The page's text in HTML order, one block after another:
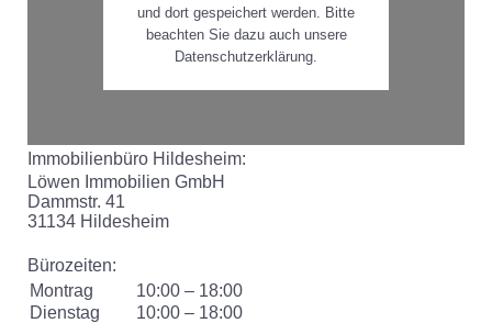
und dort gespeichert werden. Bitte
beachten Sie dazu auch unsere
Datenschutzerklärung.
Immobilienbüro Hildesheim:
Löwen Immobilien GmbH
Dammstr. 41
31134 Hildesheim
Bürozeiten:
Montrag
10:00 – 18:00
Dienstag
10:00 – 18:00